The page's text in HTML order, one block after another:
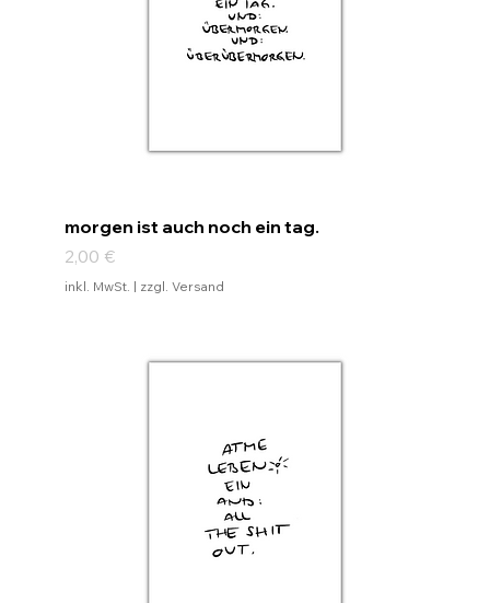
morgen ist auch noch ein tag.
Preis
2,00 €
inkl. MwSt. | zzgl. Versand